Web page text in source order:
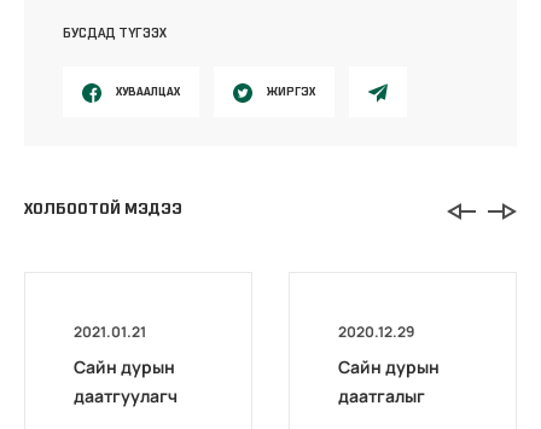
БУСДАД ТҮГЭЭХ
ХУВААЛЦАХ ЖИРГЭХ
ХОЛБООТОЙ МЭДЭЭ
2021.01.21
Сайн дурын
даатгуулагч
2020.12.29
Сайн дурын
даатгалыг